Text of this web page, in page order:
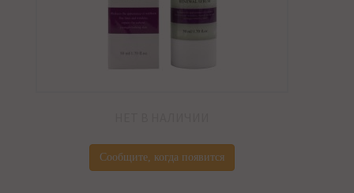
Сообщите, когда появится